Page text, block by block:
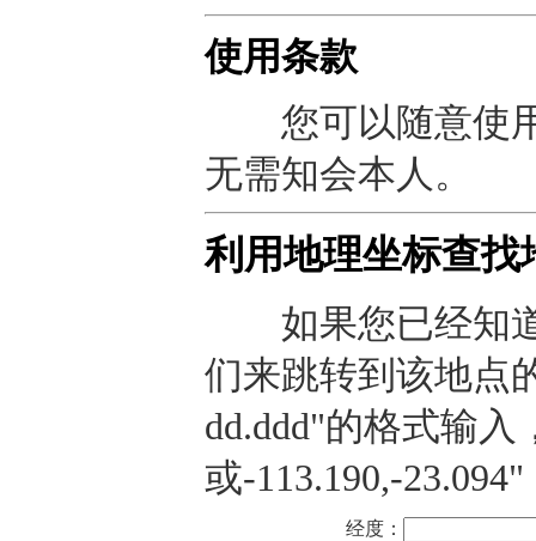
使用条款
您可以随意使
无需知会本人。
利用地理坐标查找
如果您已经知道
们来跳转到该地点
dd.ddd"的格式输入
或-113.190,-
经度：